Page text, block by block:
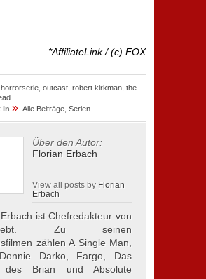
*AffiliateLink / (c) FOX
horrorserie outcast robert kirkman the
in » Alle Beiträge Serien
Über den Autor:
Florian Erbach
View all posts by Florian
Erbach
ist Chefredakteur von
Zu seinen
zählen A Single Man,
Darko, Fargo, Das
des Brian und Absolute